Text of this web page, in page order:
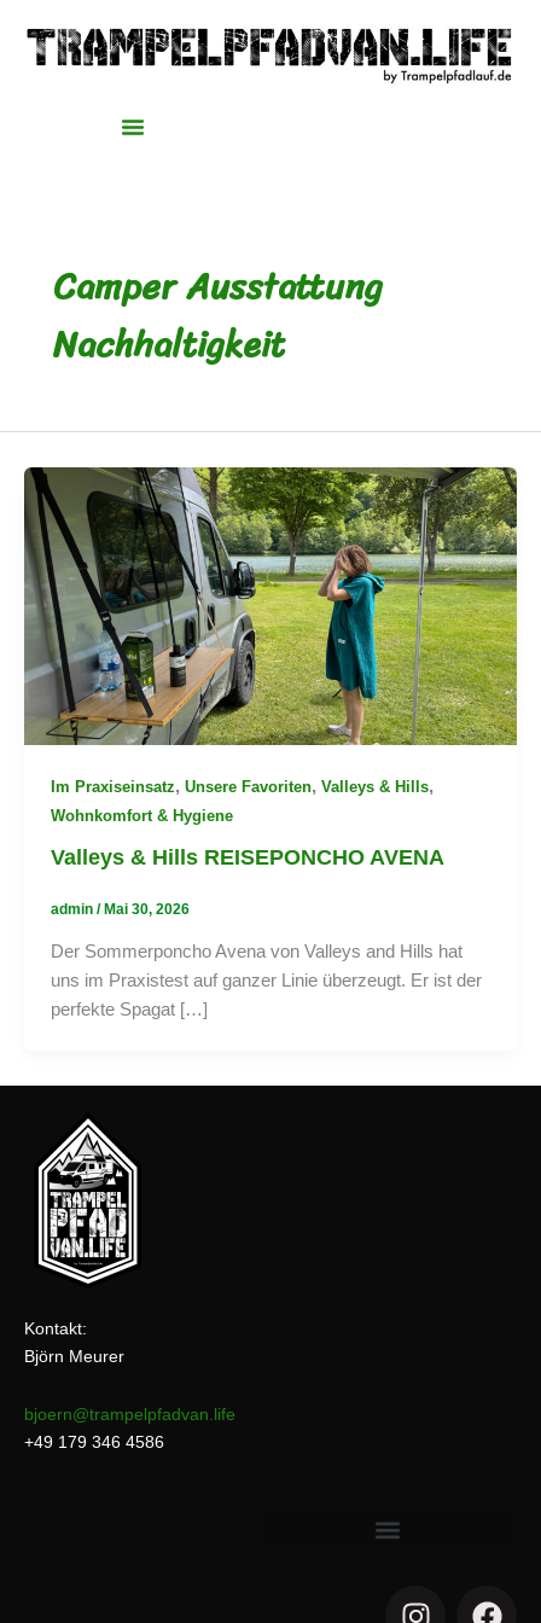
Inhalt
springen
Camper Ausstattung
Nachhaltigkeit
Im Praxiseinsatz, Unsere Favoriten, Valleys & Hills,
Wohnkomfort & Hygiene
Valleys & Hills REISEPONCHO AVENA
admin / Mai 30, 2026
Der Sommerponcho Avena von Valleys and Hills hat
uns im Praxistest auf ganzer Linie überzeugt. Er ist der
perfekte Spagat […]
Kontakt:
Björn Meurer
bjoern@trampelpfadvan.life
+49 179 346 4586
I
F